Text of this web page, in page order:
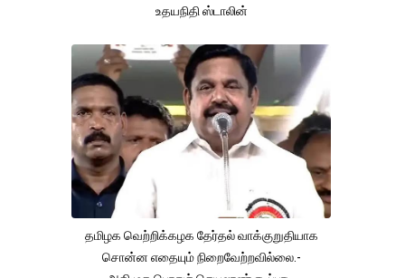
உதயநிதி ஸ்டாலின்
தமிழக வெற்றிக்கழக தேர்தல் வாக்குறுதியாக
சொன்ன எதையும் நிறைவேற்றவில்லை.-